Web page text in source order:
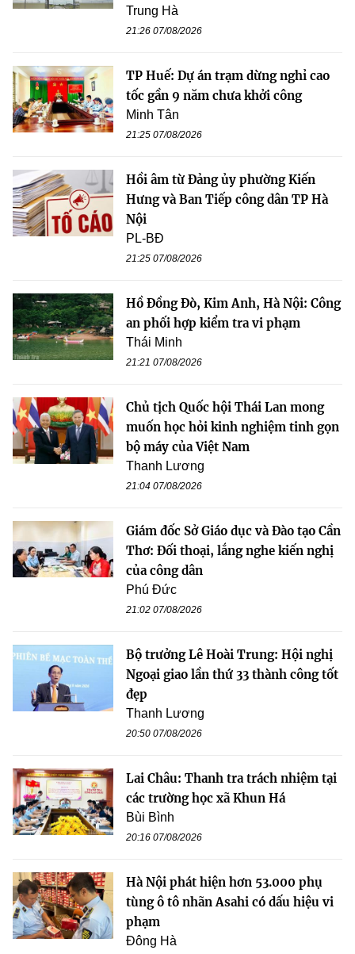
Trung Hà
21:26 07/08/2026
TP Huế: Dự án trạm dừng nghỉ cao
tốc gần 9 năm chưa khởi công
Minh Tân
21:25 07/08/2026
Hồi âm từ Đảng ủy phường Kiến
Hưng và Ban Tiếp công dân TP Hà
Nội
PL-BĐ
21:25 07/08/2026
Hồ Đồng Đò, Kim Anh, Hà Nội: Công
an phối hợp kiểm tra vi phạm
Thái Minh
21:21 07/08/2026
Chủ tịch Quốc hội Thái Lan mong
muốn học hỏi kinh nghiệm tinh gọn
bộ máy của Việt Nam
Thanh Lương
21:04 07/08/2026
Giám đốc Sở Giáo dục và Đào tạo Cần
Thơ: Đối thoại, lắng nghe kiến nghị
của công dân
Phú Đức
21:02 07/08/2026
Bộ trưởng Lê Hoài Trung: Hội nghị
Ngoại giao lần thứ 33 thành công tốt
đẹp
Thanh Lương
20:50 07/08/2026
Lai Châu: Thanh tra trách nhiệm tại
các trường học xã Khun Há
Bùi Bình
20:16 07/08/2026
Hà Nội phát hiện hơn 53.000 phụ
tùng ô tô nhãn Asahi có dấu hiệu vi
phạm
Đông Hà